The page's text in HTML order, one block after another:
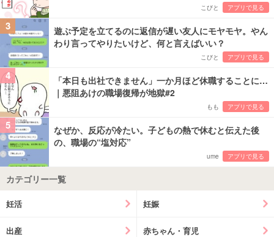
こびと アプリで見る
3
遊ぶ予定を立てるのに返信が遅い友人にモヤモヤ。やん
わり言ってやりたいけど、何と言えばいい？
こびと アプリで見る
4
「本日も出社できません」一か月ほど休職することに…
｜悪阻あけの職場復帰が地獄#2
もも アプリで見る
5
なぜか、反応が冷たい。子どもの熱で休むと伝えた後
の、職場の“塩対応”
ume アプリで見る
カテゴリー一覧
妊活 妊娠
出産 赤ちゃん・育児